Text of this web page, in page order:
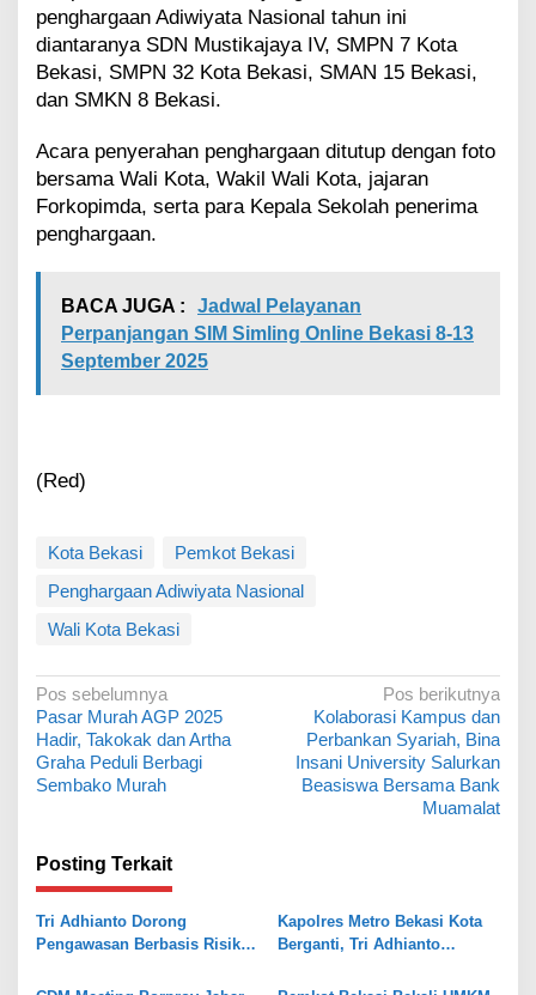
penghargaan Adiwiyata Nasional tahun ini
diantaranya SDN Mustikajaya IV, SMPN 7 Kota
Bekasi, SMPN 32 Kota Bekasi, SMAN 15 Bekasi,
dan SMKN 8 Bekasi.
Acara penyerahan penghargaan ditutup dengan foto
bersama Wali Kota, Wakil Wali Kota, jajaran
Forkopimda, serta para Kepala Sekolah penerima
penghargaan.
BACA JUGA :
Jadwal Pelayanan
Perpanjangan SIM Simling Online Bekasi 8-13
September 2025
(Red)
Kota Bekasi
Pemkot Bekasi
Penghargaan Adiwiyata Nasional
Wali Kota Bekasi
N
a
v
i
a
s
i
Pos sebelumnya
Pasar Murah AGP 2025
Hadir, Takokak dan Artha
Graha Peduli Berbagi
Sembako Murah
Pos berikutnya
Kolaborasi Kampus dan
Perbankan Syariah, Bina
Insani University Salurkan
Beasiswa Bersama Bank
Muamalat
Posting Terkait
Tri Adhianto Dorong
Pengawasan Berbasis Risiko,
Kelola
Kapolres Metro Bekasi Kota
Berganti, Tri Adhianto